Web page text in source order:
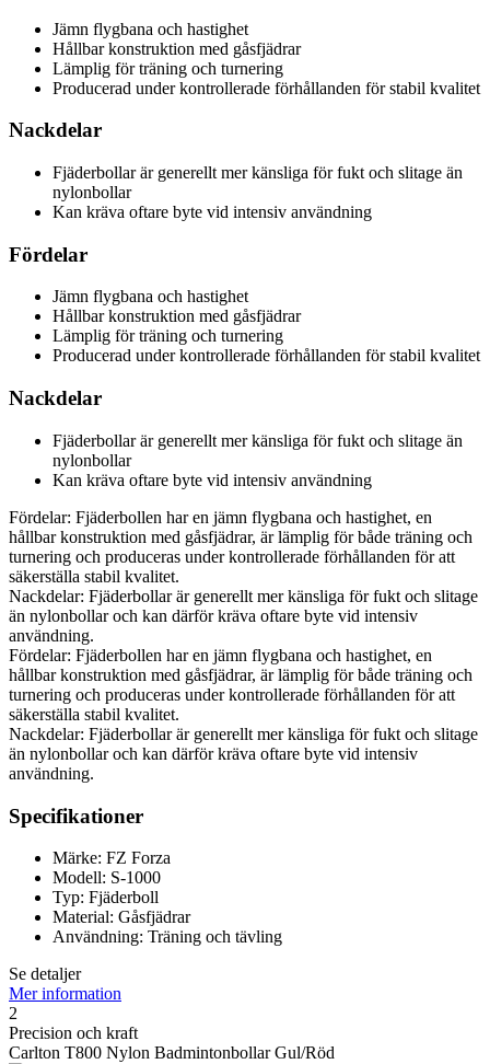
Jämn flygbana och hastighet
Hållbar konstruktion med gåsfjädrar
Lämplig för träning och turnering
Producerad under kontrollerade förhållanden för stabil kvalitet
Nackdelar
Fjäderbollar är generellt mer känsliga för fukt och slitage än
nylonbollar
Kan kräva oftare byte vid intensiv användning
Fördelar
Jämn flygbana och hastighet
Hållbar konstruktion med gåsfjädrar
Lämplig för träning och turnering
Producerad under kontrollerade förhållanden för stabil kvalitet
Nackdelar
Fjäderbollar är generellt mer känsliga för fukt och slitage än
nylonbollar
Kan kräva oftare byte vid intensiv användning
Fördelar: Fjäderbollen har en jämn flygbana och hastighet, en
hållbar konstruktion med gåsfjädrar, är lämplig för både träning och
turnering och produceras under kontrollerade förhållanden för att
säkerställa stabil kvalitet.
Nackdelar: Fjäderbollar är generellt mer känsliga för fukt och slitage
än nylonbollar och kan därför kräva oftare byte vid intensiv
användning.
Fördelar: Fjäderbollen har en jämn flygbana och hastighet, en
hållbar konstruktion med gåsfjädrar, är lämplig för både träning och
turnering och produceras under kontrollerade förhållanden för att
säkerställa stabil kvalitet.
Nackdelar: Fjäderbollar är generellt mer känsliga för fukt och slitage
än nylonbollar och kan därför kräva oftare byte vid intensiv
användning.
Specifikationer
Märke: FZ Forza
Modell: S-1000
Typ: Fjäderboll
Material: Gåsfjädrar
Användning: Träning och tävling
Se detaljer
Mer information
2
Precision och kraft
Carlton T800 Nylon Badmintonbollar Gul/Röd